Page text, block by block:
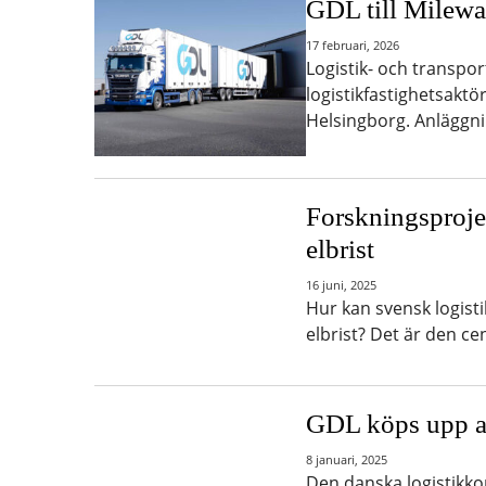
GDL till
17 februari, 2026
Logistik- och
Helsingborg.
elbrist
16 juni, 2025
Hur kan svensk
elbrist? Det är den
GDL köps upp
8 januari, 2025